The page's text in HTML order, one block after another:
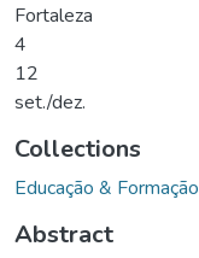
Fortaleza
4
12
set./dez.
Collections
Educação & Formação
Abstract